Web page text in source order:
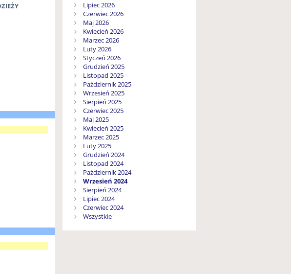
Lipiec 2026
Czerwiec 2026
Maj 2026
Kwiecień 2026
Marzec 2026
Luty 2026
Styczeń 2026
Grudzień 2025
Listopad 2025
Październik 2025
Wrzesień 2025
Sierpień 2025
Czerwiec 2025
Maj 2025
Kwiecień 2025
Marzec 2025
Luty 2025
Grudzień 2024
Listopad 2024
Październik 2024
Wrzesień 2024
Sierpień 2024
Lipiec 2024
Czerwiec 2024
Wszystkie